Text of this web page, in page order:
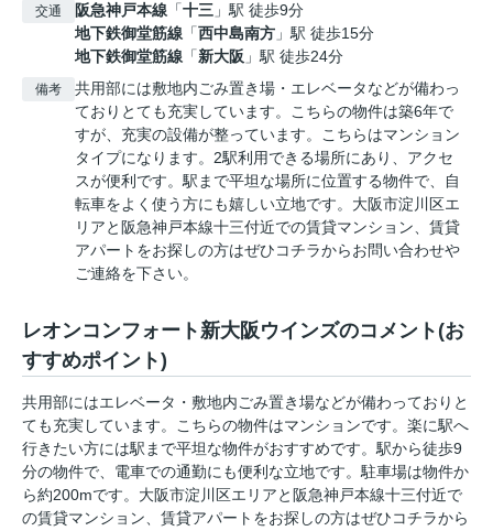
交通 阪急神戸本線 「十三 」駅 徒歩9分
地下鉄御堂筋線 「西中島南方 」駅 徒歩15分
地下鉄御堂筋線 「新大阪 」駅 徒歩24分
備考
共用部には敷地内ごみ置き場・エレベータなどが備わっ
ておりとても充実しています。こちらの物件は築6年で
すが、充実の設備が整っています。こちらはマンション
タイプになります。2駅利用できる場所にあり、アクセ
スが便利です。駅まで平坦な場所に位置する物件で、自
転車をよく使う方にも嬉しい立地です。大阪市淀川区エ
リアと阪急神戸本線十三付近での賃貸マンション、賃貸
アパートをお探しの方はぜひコチラからお問い合わせや
ご連絡を下さい。
レオンコンフォート新大阪ウインズのコメント(お
すすめポイント)
共用部にはエレベータ・敷地内ごみ置き場などが備わっておりと
ても充実しています。こちらの物件はマンションです。楽に駅へ
行きたい方には駅まで平坦な物件がおすすめです。駅から徒歩9
分の物件で、電車での通勤にも便利な立地です。駐車場は物件か
ら約200mです。大阪市淀川区エリアと阪急神戸本線十三付近で
の賃貸マンション、賃貸アパートをお探しの方はぜひコチラから